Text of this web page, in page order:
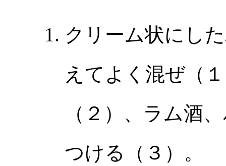
クリーム状にし
えてよく混ぜ（
（２）、ラム酒
つける（３）。